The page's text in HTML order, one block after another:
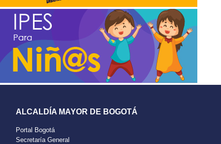
ALCALDÍA MAYOR DE BOGOTÁ
Portal Bogotá
Secretaría General